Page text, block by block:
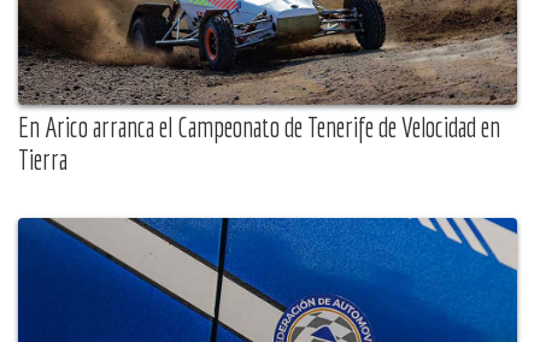
En Arico arranca el Campeonato de Tenerife de Velocidad en
Tierra